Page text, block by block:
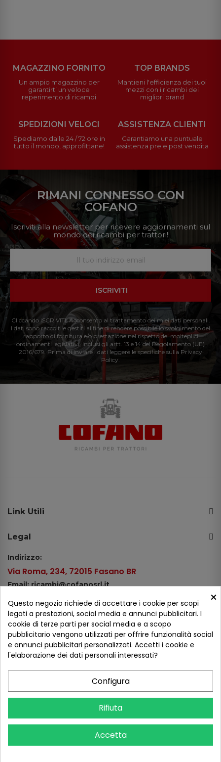
MAGAZZINO FORNITO
Un ampio magazzino per
garantirti un veloce
reperimento di ricambi
TOP BRANDS
Mantieni l'efficienza dei tuoi
mezzi con i ricambi dei
migliori brand
SPEDIZIONI VELOCI
Spediamo dalle 24 / 72 ore in
tutto il mondo, approfittane!
ASSISTENZA CLIENTI
Garantiamo una puntuale
assistenza pre e post vendita
RIMANI CONNESSO CON
COFANO
Iscriviti alla newsletter per ricevere aggiornamenti sul
mondo dei ricambi per trattori!
ISCRIVITI
Cliccando ISCRIVITI: Acconsento al trattamento dei miei dati personali.
I dati sono raccolti e gestiti al fine di rendere possibile lo svolgimento del
rapporto di fornitura e/o prestazione nel rispetto dei molteplici
ordinamenti legislativi, inclusi gli artt. 13 e 14 del Regolamento (UE)
2016/679. Prima di inviare i dati leggere le specifiche sulla Privacy
Policy.
Link Utili
Legal
Indirizzo:
Via Roma, 234, 72015 Fasano BR
Email: ricambi@cofanosrl.it
Tel.: +39 080 44 13 478
WhatsApp: +39 334 98 51 100
Metodi di pagamento
×
Questo negozio richiede di accettare i cookie per scopi
legati a prestazioni, social media e annunci pubblicitari. I
cookie di terze parti per social media e a scopo
pubblicitario vengono utilizzati per offrire funzionalità social
e annunci pubblicitari personalizzati. Accetti i cookie e
l'elaborazione dei dati personali interessati?
Configura
Rifiuta
Accetta